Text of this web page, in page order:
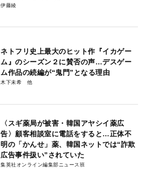
伊藤綾
ネトフリ史上最大のヒット作『イカゲー
ム』のシーズン２に賛否の声…デスゲー
ム作品の続編が“鬼門”となる理由
木下未希
〈スギ薬局が被害・韓国アヤシイ薬広
告〉顧客相談室に電話をすると…正体不
明の「かんせ」薬、韓国ネットでは“詐欺
広告事件扱い”されていた
集英社オンライン編集部ニュース班